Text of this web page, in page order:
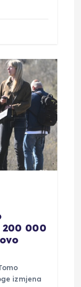
200 000
izmjena